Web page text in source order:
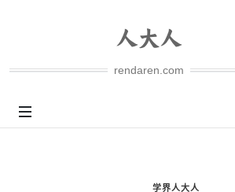
rendaren.com
学界人大人